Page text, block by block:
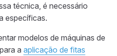
técnica, é necessário
específicas.
modelos de máquinas de
a aplicação de fitas